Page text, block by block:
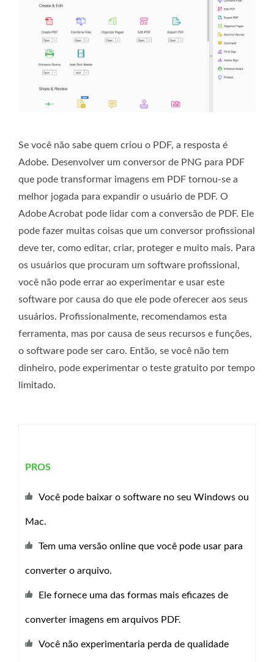
Se você não sabe quem criou o PDF, a resposta é
Adobe. Desenvolver um conversor de PNG para PDF
que pode transformar imagens em PDF tornou-se a
melhor jogada para expandir o usuário de PDF. O
Adobe Acrobat pode lidar com a conversão de PDF. Ele
pode fazer muitas coisas que um conversor profissional
deve ter, como editar, criar, proteger e muito mais. Para
os usuários que procuram um software profissional,
você não pode errar ao experimentar e usar este
software por causa do que ele pode oferecer aos seus
usuários. Profissionalmente, recomendamos esta
ferramenta, mas por causa de seus recursos e funções,
o software pode ser caro. Então, se você não tem
dinheiro, pode experimentar o teste gratuito por tempo
limitado.
PROS
Você pode baixar o software no seu Windows ou
Mac.
Tem uma versão online que você pode usar para
converter o arquivo.
Ele fornece uma das formas mais eficazes de
converter imagens em arquivos PDF.
Você não experimentaria perda de qualidade